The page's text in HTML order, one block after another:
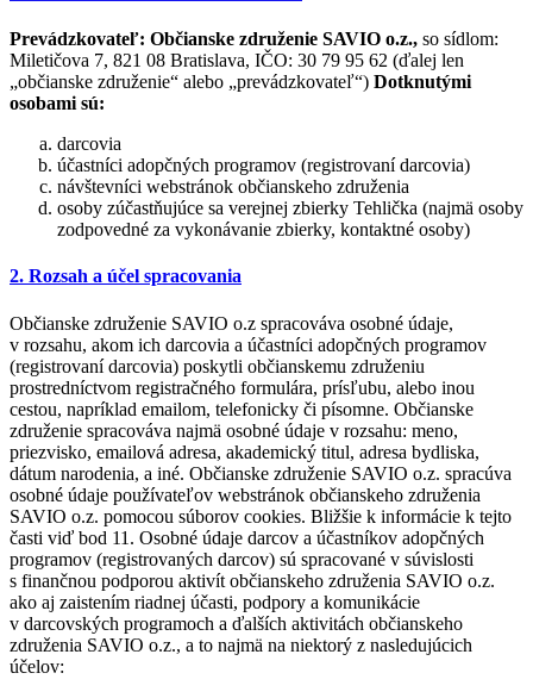
Prevádzkovateľ: Občianske združenie SAVIO o.z., so sídlom:
Miletičova 7, 821 08 Bratislava, IČO: 30 79 95 62 (ďalej len
„občianske združenie“ alebo „prevádzkovateľ“) Dotknutými
osobami sú:
darcovia
účastníci adopčných programov (registrovaní darcovia)
návštevníci webstránok občianskeho združenia
osoby zúčastňujúce sa verejnej zbierky Tehlička (najmä osoby
zodpovedné za vykonávanie zbierky, kontaktné osoby)
2. Rozsah a účel spracovania
Občianske združenie SAVIO o.z spracováva osobné údaje,
v rozsahu, akom ich darcovia a účastníci adopčných programov
(registrovaní darcovia) poskytli občianskemu združeniu
prostredníctvom registračného formulára, prísľubu, alebo inou
cestou, napríklad emailom, telefonicky či písomne. Občianske
združenie spracováva najmä osobné údaje v rozsahu: meno,
priezvisko, emailová adresa, akademický titul, adresa bydliska,
dátum narodenia, a iné. Občianske združenie SAVIO o.z. spracúva
osobné údaje používateľov webstránok občianskeho združenia
SAVIO o.z. pomocou súborov cookies. Bližšie k informácie k tejto
časti viď bod 11. Osobné údaje darcov a účastníkov adopčných
programov (registrovaných darcov) sú spracované v súvislosti
s finančnou podporou aktivít občianskeho združenia SAVIO o.z.
ako aj zaistením riadnej účasti, podpory a komunikácie
v darcovských programoch a ďalších aktivitách občianskeho
združenia SAVIO o.z., a to najmä na niektorý z nasledujúcich
účelov: